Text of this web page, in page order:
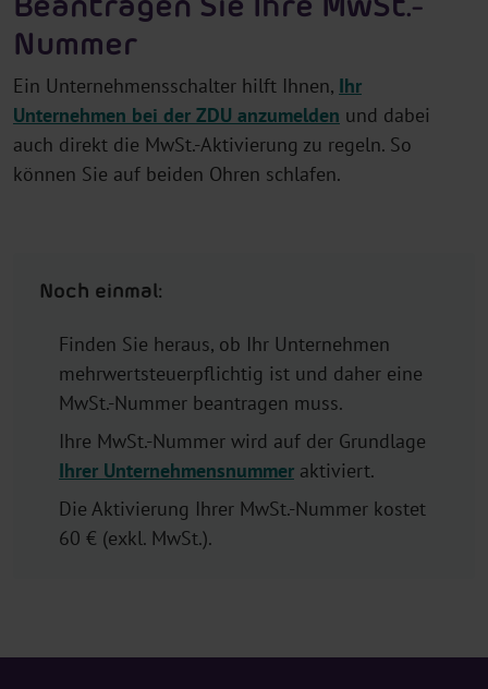
Nummer
Ein Unternehmensschalter hilft Ihnen, Ihr
Unternehmen bei der ZDU anzumelden und dabei
auch direkt die MwSt.-Aktivierung zu regeln. So
können Sie auf beiden Ohren schlafen.
Noch einmal:
Finden Sie heraus, ob Ihr Unternehmen
mehrwertsteuerpflichtig ist und daher eine
MwSt.-Nummer beantragen muss.
Ihre MwSt.-Nummer wird auf der Grundlage
Ihrer Unternehmensnummer aktiviert.
Die Aktivierung Ihrer MwSt.-Nummer kostet
60 € (exkl. MwSt.).